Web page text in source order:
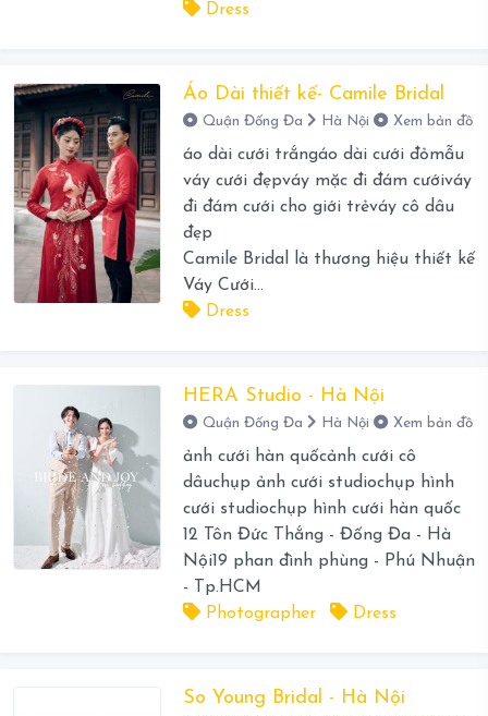
Dress
Áo Dài thiết kế- Camile Bridal
Quận Đống Đa Hà Nội Xem bản đồ
áo dài cưới trắngáo dài cưới đỏmẫu
váy cưới đẹpváy mặc đi đám cướiváy
đi đám cưới cho giới trẻváy cô dâu
đẹp
Camile Bridal là thương hiệu thiết kế
Váy Cưới...
Dress
HERA Studio - Hà Nội
Quận Đống Đa Hà Nội Xem bản đồ
ảnh cưới hàn quốcảnh cưới cô
dâuchụp ảnh cưới studiochụp hình
cưới studiochụp hình cưới hàn quốc
12 Tôn Đức Thắng - Đống Đa - Hà
Nội19 phan đình phùng - Phú Nhuận
- Tp.HCM
Photographer
Dress
So Young Bridal - Hà Nội